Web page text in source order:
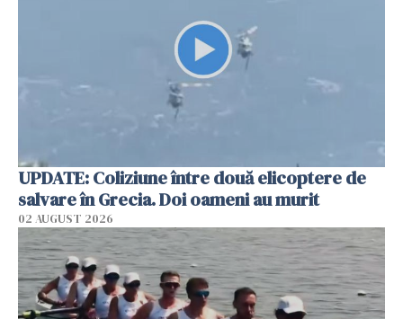
UPDATE: Coliziune între două elicoptere de
salvare în Grecia. Doi oameni au murit
02 AUGUST 2026